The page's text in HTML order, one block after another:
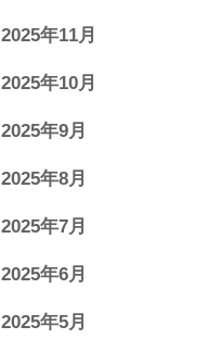
2025年11月
2025年10月
2025年9月
2025年8月
2025年7月
2025年6月
2025年5月